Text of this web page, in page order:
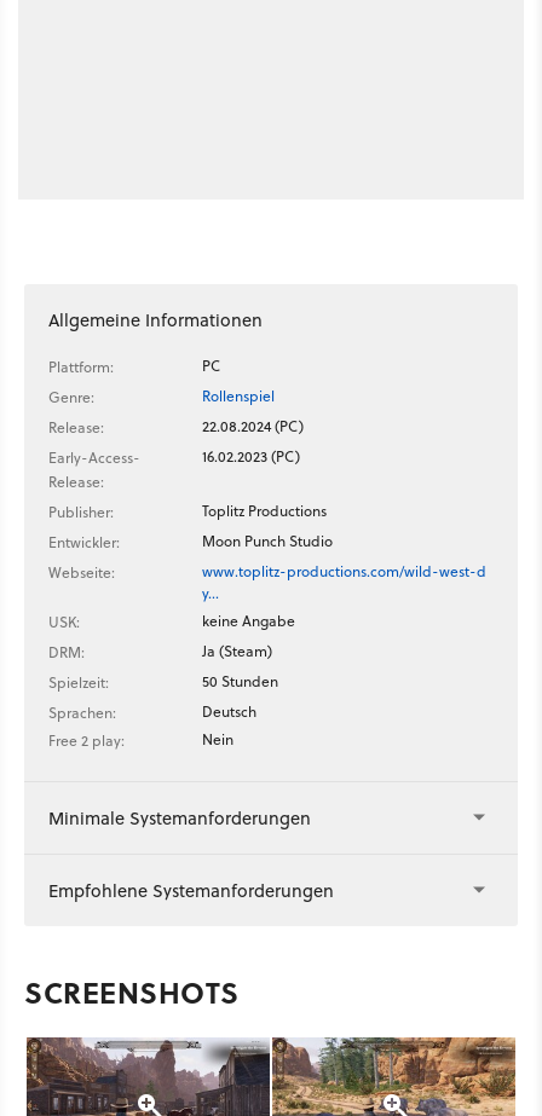
Allgemeine Informationen
Plattform:
PC
Genre:
Rollenspiel
Release:
22.08.2024 (PC)
Early-Access-
Release:
16.02.2023 (PC)
Publisher:
Toplitz Productions
Entwickler:
Moon Punch Studio
Webseite:
www.toplitz-productions.com/wild-west-d
y…
USK:
keine Angabe
DRM:
Ja (Steam)
Spielzeit:
50 Stunden
Sprachen:
Deutsch
Free 2 play:
Nein
Minimale Systemanforderungen
Empfohlene Systemanforderungen
SCREENSHOTS